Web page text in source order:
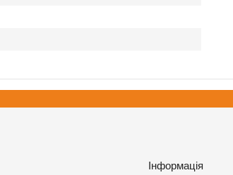
Інформація